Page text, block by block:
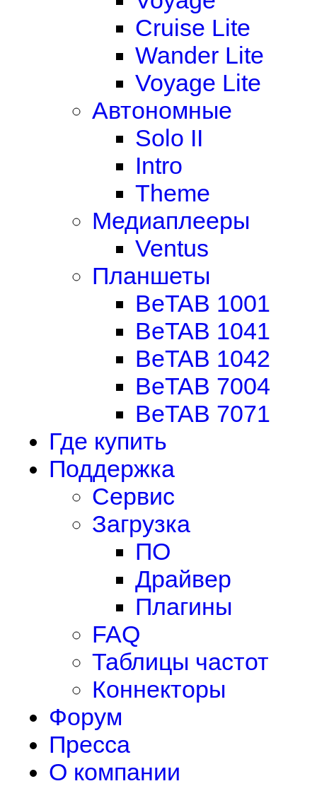
Cruise Lite
Wander Lite
Voyage Lite
Автономные
Solo II
Intro
Theme
Медиаплееры
Ventus
Планшеты
BeTAB 1001
BeTAB 1041
BeTAB 1042
BeTAB 7004
BeTAB 7071
Где купить
Поддержка
Сервис
Загрузка
ПО
Драйвер
Плагины
FAQ
Таблицы частот
Коннекторы
Форум
Пресса
О компании